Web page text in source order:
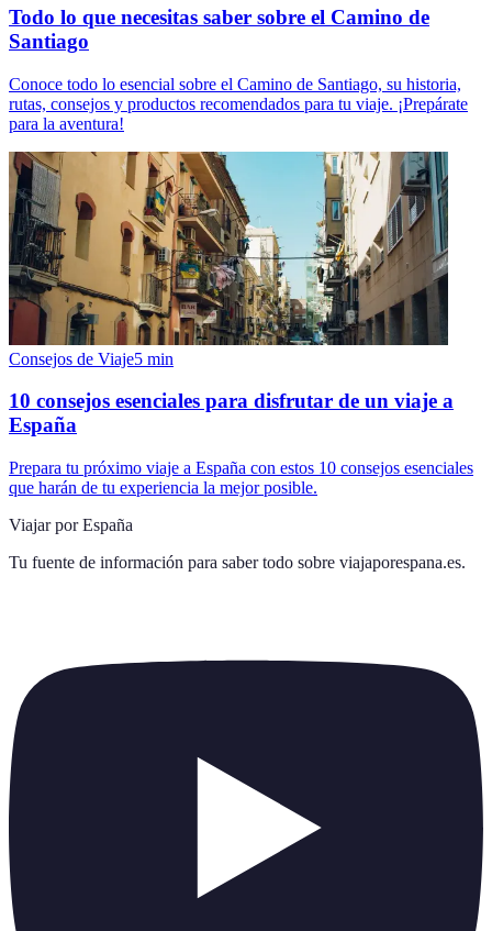
Todo lo que necesitas saber sobre el Camino de
Santiago
Conoce todo lo esencial sobre el Camino de Santiago, su historia,
rutas, consejos y productos recomendados para tu viaje. ¡Prepárate
para la aventura!
Consejos de Viaje5 min
10 consejos esenciales para disfrutar de un viaje a
España
Prepara tu próximo viaje a España con estos 10 consejos esenciales
que harán de tu experiencia la mejor posible.
Viajar por España
Tu fuente de información para saber todo sobre viajaporespana.es.